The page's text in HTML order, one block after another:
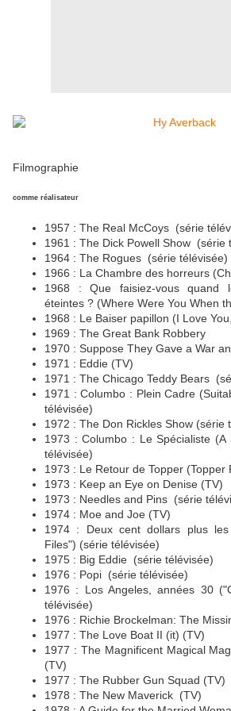
Filmographie
comme réalisateur
1957 : The Real McCoys (série
1961 : The Dick Powell Show (série
1964 : The Rogues (série télévisée)
1966 : La Chambre des horreurs
1968 : Que faisiez-vous quand
éteintes ? (Where Were You When
1968 : Le Baiser papillon (I Love
1969 : The Great Bank Robbery
1970 : Suppose They Gave a War
1971 : Eddie (TV)
1971 : The Chicago Teddy Bears
1971 : Columbo : Plein Cadre
télévisée)
1972 : The Don Rickles Show (série
1973 : Columbo : Le Spécialiste
télévisée)
1973 : Le Retour de Topper (Topper
1973 : Keep an Eye on Denise (TV)
1973 : Needles and Pins (série
1974 : Moe and Joe (TV)
1974 : Deux cent dollars plus
Files") (série télévisée)
1975 : Big Eddie (série télévisée)
1976 : Popi (série télévisée)
1976 : Los Angeles, années 30
télévisée)
1976 : Richie Brockelman: The
1977 : The Love Boat II (it) (TV)
1977 : The Magnificent Magical
(TV)
1977 : The Rubber Gun Squad (TV)
1978 : The New Maverick (TV)